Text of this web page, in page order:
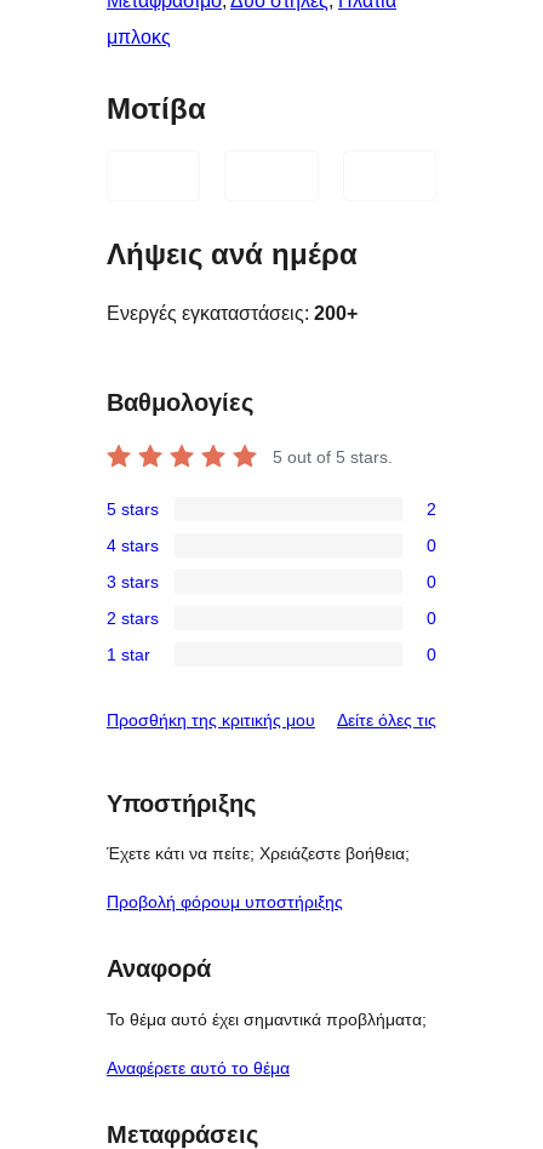
μπλοκς
Μοτίβα
Λήψεις ανά ημέρα
Ενεργές εγκαταστάσεις: 200+
Βαθμολογίες
5 out of 5 stars.
5-
star
reviews
5 stars 2
4-
star
reviews
4 stars 0
3-
star
3 stars 0
2-
reviews
2 stars 0
star
1 star 0
Προσθήκη της κριτικής μου Δείτε όλες τις
Υποστήριξης
Έχετε κάτι να πείτε; Χρειάζεστε βοήθεια;
Προβολή φόρουμ υποστήριξης
Αναφορά
Το θέμα αυτό έχει σημαντικά προβλήματα;
Αναφέρετε αυτό το θέμα
Μεταφράσεις